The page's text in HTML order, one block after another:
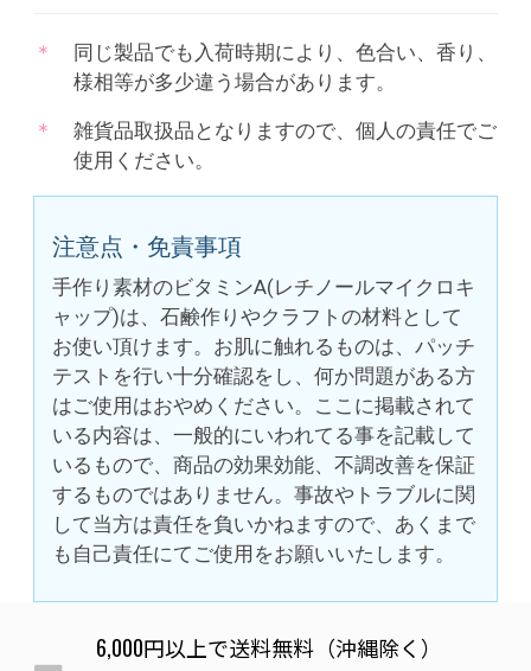
同じ製品でも入荷時期により、色合い、香り、
様相等が多少違う場合があります。
雑貨品取扱品となりますので、個人の責任でご
使用ください。
注意点・免責事項
手作り素材のビタミンA(レチノールマイクロキ
ャップ)は、石鹸作りやクラフトの材料として
お使い頂けます。お肌に触れるものは、パッチ
テストを行い十分確認をし、何か問題がある方
はご使用はおやめください。ここに掲載されて
いる内容は、一般的にいわれてる事を記載して
いるもので、商品の効果効能、不調改善を保証
するものではありません。事故やトラブルに関
して当方は責任を負いかねますので、あくまで
も自己責任にてご使用をお願いいたします。
6,000円以上で送料無料（沖縄除く）